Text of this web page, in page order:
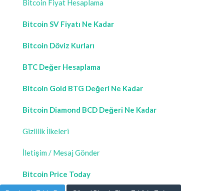
Bitcoin Fiyat Hesaplama
Bitcoin SV Fiyatı Ne Kadar
Bitcoin Döviz Kurları
BTC Değer Hesaplama
Bitcoin Gold BTG Değeri Ne Kadar
Bitcoin Diamond BCD Değeri Ne Kadar
Gizlilik İlkeleri
İletişim / Mesaj Gönder
Bitcoin Price Today